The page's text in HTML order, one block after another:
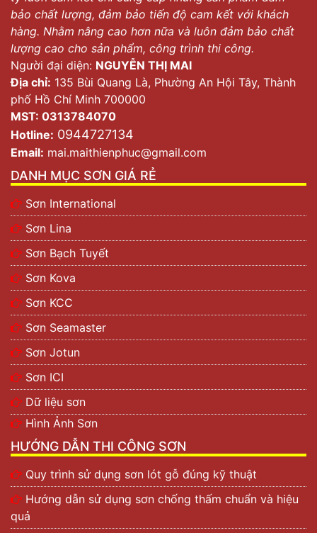
bảo chất lượng, đảm bảo tiến độ cam kết với khách
hàng. Nhằm nâng cao hơn nữa và luôn đảm bảo chất
lượng cao cho sản phẩm, công trình thi công.
Người đại diện: NGUYỄN THỊ MAI
Địa chỉ: 135 Bùi Quang Là, Phường An Hội Tây, Thành
phố Hồ Chí Minh 700000
MST: 0313784070
Hotline: 0944727134
Email: mai.maithienphuc@gmail.com
DANH MỤC SƠN GIÁ RẺ
Sơn International
Sơn Lina
Sơn Bạch Tuyết
Sơn Kova
Sơn KCC
Sơn Seamaster
Sơn Jotun
Sơn ICI
Dữ liệu sơn
Hình Ảnh Sơn
HƯỚNG DẪN THI CÔNG SƠN
Quy trình sử dụng sơn lót gỗ đúng kỹ thuật
Hướng dẫn sử dụng sơn chống thấm chuẩn và hiệu
quả